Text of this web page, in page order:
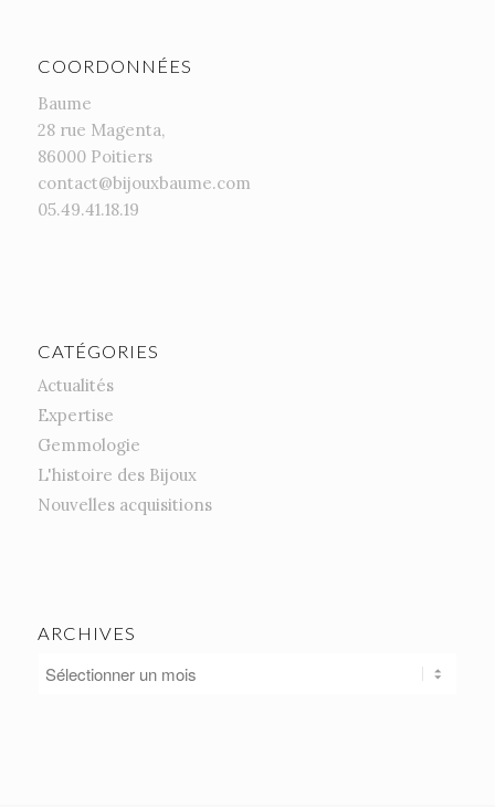
COORDONNÉES
Baume
28 rue Magenta,
86000 Poitiers
contact@bijouxbaume.com
05.49.41.18.19
CATÉGORIES
Actualités
Expertise
Gemmologie
L'histoire des Bijoux
Nouvelles acquisitions
ARCHIVES